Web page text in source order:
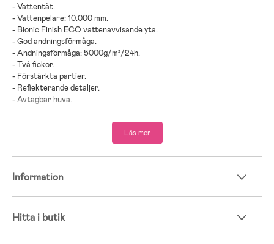
- Vattentät.
- Vattenpelare: 10.000 mm.
- Bionic Finish ECO vattenavvisande yta.
- God andningsförmåga.
- Andningsförmåga: 5000g/m²/24h.
- Två fickor.
- Förstärkta partier.
- Reflekterande detaljer.
- Avtagbar huva.
- Justerbar i ärmslut och nederkant.
Läs mer
Information
Hitta i butik